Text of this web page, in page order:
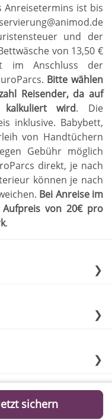
Anreisetermins ist bis
und der
von 13,50 €
im Anschluss der
. Bitte wählen
Reisender, da auf
wird. Die
inklusive. Babybett,
von Handtüchern
Gebühr möglich
direkt, je nach
können je nach
. Bei Anreise im
von 20€ pro
.
❯
❯
❯
sichern